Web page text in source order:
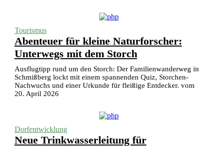
Tourismus
Abenteuer für kleine Naturforscher:
Unterwegs mit dem Storch
Ausflugtipp rund um den Storch: Der Familienwanderweg in
Schmißberg lockt mit einem spannenden Quiz, Storchen-
Nachwuchs und einer Urkunde für fleißige Entdecker. vom
20. April 2026
Dorfentwicklung
Neue Trinkwasserleitung für